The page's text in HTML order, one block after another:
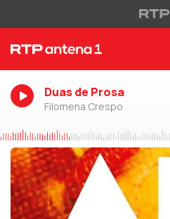
Duas de Prosa
Filomena Crespo